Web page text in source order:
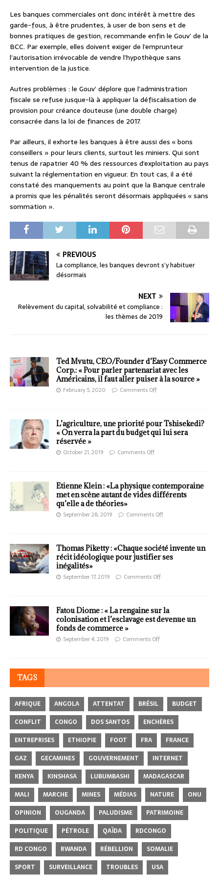
Les banques commerciales ont donc intérêt à mettre des
garde-fous, à être prudentes, à user de bon sens et de
bonnes pratiques de gestion, recommande enfin le Gouv’ de la
BCC. Par exemple, elles doivent exiger de l’emprunteur
l’autorisation irrévocable de vendre l’hypothèque sans
intervention de la justice.
Autres problèmes : le Gouv’ déplore que l’administration
fiscale se refuse jusque-là à appliquer la défiscalisation de
provision pour créance douteuse (une double charge)
consacrée dans la loi de finances de 2017.
Par ailleurs, il exhorte les banques à être aussi des « bons
conseillers » pour leurs clients, surtout les miniers. Qui sont
tenus de rapatrier 40 % des ressources d’exploitation au pays
suivant la réglementation en vigueur. En tout cas, il a été
constaté des manquements au point que la Banque centrale
a promis que les pénalités seront désormais appliquées « sans
sommation ».
PREVIOUS
La compliance, les banques devront s’y habituer
désormais
NEXT
Relèvement du capital, solvabilité et compliance :
les thèmes de 2019
Ted Mvutu, CEO/Founder d’Easy Commerce
Corp.: « Pour parler partenariat avec les
Américains, il faut aller puiser à la source »
February 5, 2020 Comments Off
L’agriculture, une priorité pour Tshisekedi?
« On verra la part du budget qui lui sera
réservée »
October 21, 2019 Comments Off
Etienne Klein : «La physique contemporaine
met en scène autant de vides différents
qu’elle a de théories»
September 28, 2019 Comments Off
Thomas Piketty : «Chaque société invente un
récit idéologique pour justifier ses
inégalités»
September 17, 2019 Comments Off
Fatou Diome : « La rengaine sur la
colonisation et l’esclavage est devenue un
fonds de commerce »
September 4, 2019 Comments Off
TAGS
AFRIQUE ANGOLA ATTENTAT BRÉSIL
BUDGET
CONFLIT
CONGO DOS SANTOS
ENCHÈRES
ENTREPRISES
ETHIOPIE FOOT FRA
FRANCE
GAZ
GECAMINES GOUVERNEMENT
INTERNET
KENYA
KINSHASA LUBUMBASHI
MADAGASCAR
MALI
MARCHE MINES MÉDIAS NATURE
ONU
OPINION
OUGANDA PALUDISME
PATRIMOINE
POLITIQUE
PÉTROLE QAÏDA
RDCONGO
RD CONGO
RWANDA RÉBELLION
SOMALIE
SPORT
SURVEILLANCE TROUBLES USA